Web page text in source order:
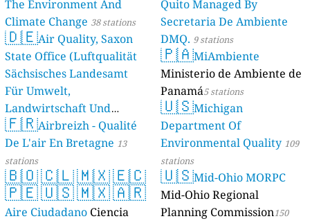
The Environment And
Climate Change 38 stations
🇩🇪Air Quality, Saxon
State Office (Luftqualität
Sächsisches Landesamt
Für Umwelt,
Landwirtschaft Und
Geologie) 50 stations
🇫🇷Airbreizh - Qualité
De L'air En Bretagne 13
stations
🇧🇴🇨🇱🇲🇽🇪🇨
🇵🇪🇺🇸🇲🇽🇦🇷
Aire Ciudadano Ciencia
Quito Managed By
Secretaria De Ambiente
DMQ. 9 stations
🇵🇦MiAmbiente
Ministerio de Ambiente de
Panamá5 stations
🇺🇸Michigan
Department Of
Environmental Quality 109
stations
🇺🇸Mid-Ohio MORPC
Mid-Ohio Regional
Planning Commission150